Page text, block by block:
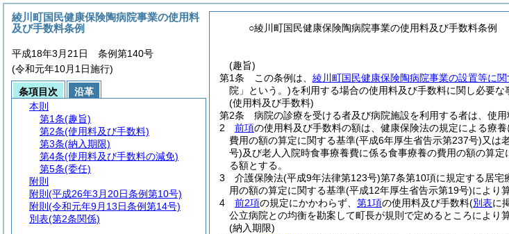
○綾川町国民健康保険陶病院事業の使用料及び手数料条例
(趣旨)
第1条
この条例は、 綾川町国民健康保険陶病院事業の設置等に関
院」という。)を利用する場合の使用料及び手数料に関し必要な
(使用料及び手数料)
第2条
病院の診療を受ける者及び病院施設を利用する者は、使
2
前項の使用料及び手数料の額は、健康保険法の規定による療
費用の額の算定に関する基準(平成6年厚生省告示第237号)又は
号)及び老人入院時食事療養費に係る食事療養の費用の額の算定
る額とする。
3
介護保険法(平成9年法律第123号)第7条第10項に規定する居宅
用の額の算定に関する基準(平成12年厚生省告示第19号)により
4
前2項の規定にかかわらず、 第1項の使用料及び手数料(別表に
公立病院との均衡を勘案して町長が規則で定めるところにより
(納入期限)
綾川町国民健康保険陶病院事業の使用料
及び手数料条例
平成18年3月21日 条例第140号
(令和元年10月1日施行)
条項目次
沿革
本則
第1条(趣旨)
第2条(使用料及び手数料)
第3条(納入期限)
第4条(使用料及び手数料の減免)
第5条(委任)
附則
附則 (平成26年3月20日条例第10号)
附則 (令和元年9月13日条例第14号)
別表(第2条関係)